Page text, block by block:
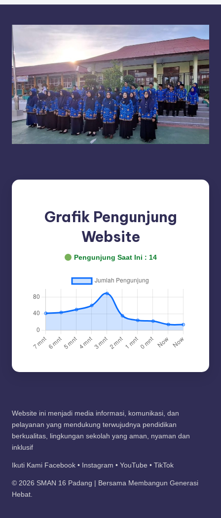
Grafik Pengunjung
Website
Pengunjung Saat Ini : 14
Website ini menjadi media informasi, komunikasi, dan
pelayanan yang mendukung terwujudnya pendidikan
berkualitas, lingkungan sekolah yang aman, nyaman dan
inklusif
Ikuti Kami Facebook • Instagram • YouTube • TikTok
© 2026 SMAN 16 Padang | Bersama Membangun Generasi
Hebat.